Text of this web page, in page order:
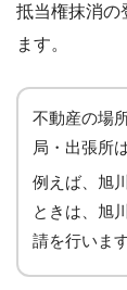
抵当権抹消の
ます。
不動産の場
局・出張所
例えば、旭
ときは、旭
請を行います